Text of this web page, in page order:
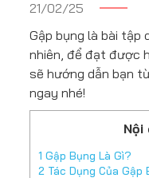
21/02/25
Gập bụng là bài tập
nhiên, để đạt được
sẽ hướng dẫn bạn
ngay nhé!
Nội
1 Gập Bụng Là Gì?
2 Tác Dụng Của Gập